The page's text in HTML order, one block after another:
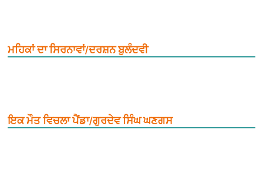
ਮਹਿਕਾਂ ਦਾ ਸਿਰਨਾਵਾਂ/ਦਰਸ਼ਨ ਬੁਲੰਦਵੀ
ਇਕ ਮੌਤ ਵਿਚਲਾ ਪੈਂਡਾ/ਗੁਰਦੇਵ ਸਿੰਘ ਘਣਗਸ